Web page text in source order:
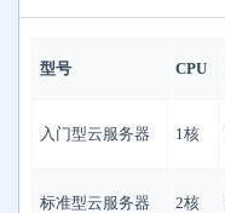
型号 CPU
入门型云服务器 1核
标准型云服务器 2核